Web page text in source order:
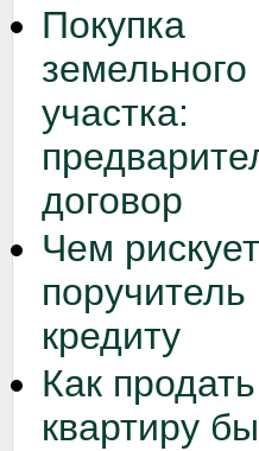
Покупка
земельного
участка:
договор
Чем рискует
поручитель
кредиту
Как продать
квартиру